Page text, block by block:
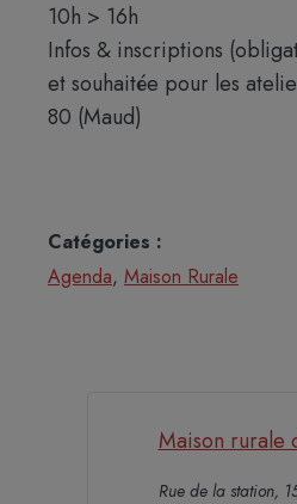
10h > 16h
Infos & inscriptions
et souhaitée pour les
80 (Maud)
Catégories :
Agenda, Maison Rurale
Maison rurale
Rue de la station,